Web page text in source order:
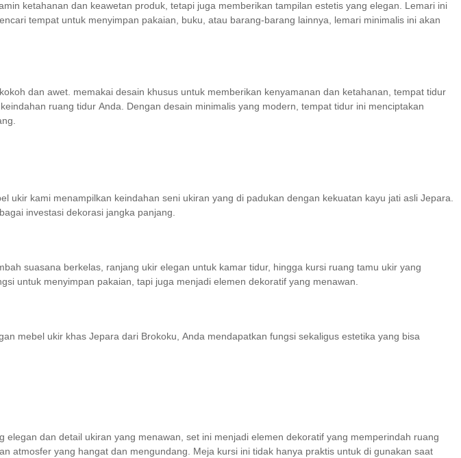
ketahanan dan keawetan produk, tetapi juga memberikan tampilan estetis yang elegan. Lemari ini
tempat untuk menyimpan pakaian, buku, atau barang-barang lainnya, lemari minimalis ini akan
dan awet. memakai desain khusus untuk memberikan kenyamanan dan ketahanan, tempat tidur
ruang tidur Anda. Dengan desain minimalis yang modern, tempat tidur ini menciptakan
ukir kami menampilkan keindahan seni ukiran yang di padukan dengan kekuatan kayu jati asli Jepara.
investasi dekorasi jangka panjang.
suasana berkelas, ranjang ukir elegan untuk kamar tidur, hingga kursi ruang tamu ukir yang
untuk menyimpan pakaian, tapi juga menjadi elemen dekoratif yang menawan.
mebel ukir khas Jepara dari Brokoku, Anda mendapatkan fungsi sekaligus estetika yang bisa
dan detail ukiran yang menawan, set ini menjadi elemen dekoratif yang memperindah ruang
atmosfer yang hangat dan mengundang. Meja kursi ini tidak hanya praktis untuk di gunakan saat